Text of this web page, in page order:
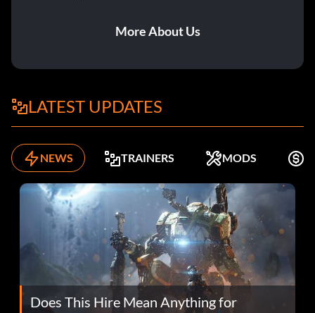
More About Us
LATEST UPDATES
NEWS TRAINERS MODS
Does This Hire Mean Anything for